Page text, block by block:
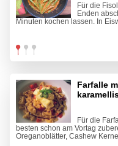
Für die
Enden
Minuten kochen lassen. In
Farfalle
Für die
besten schon am Vortag
Oreganoblätter, Cashew